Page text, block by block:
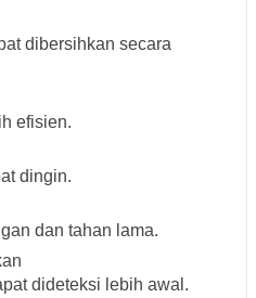
dibersihkan secara
efisien.
dingin.
dan tahan lama.
dideteksi lebih awal.